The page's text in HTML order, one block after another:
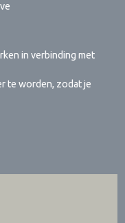
in verbinding met
te worden, zodat je